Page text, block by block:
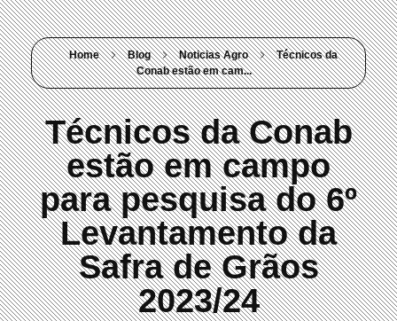
Home Blog Noticias Agro
Técnicos da
Conab estão em cam...
Técnicos da Conab
estão em campo
para pesquisa do 6º
Levantamento da
Safra de Grãos
2023/24